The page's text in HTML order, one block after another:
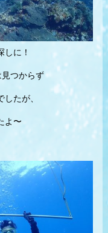
に！
つからず
たが、
よ〜